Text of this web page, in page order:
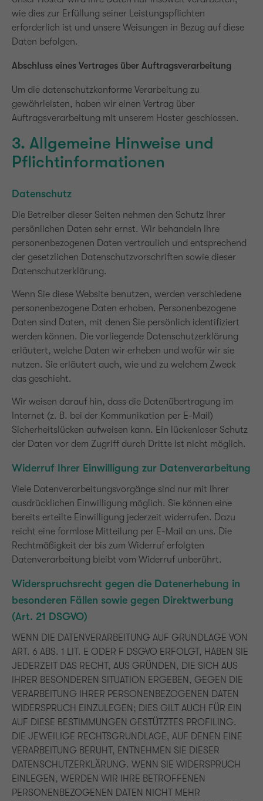
wie dies zur Erfüllung seiner Leistungspflichten
erforderlich ist und unsere Weisungen in Bezug auf diese
Daten befolgen.
Abschluss eines Vertrages über Auftragsverarbeitung
Um die datenschutzkonforme Verarbeitung zu
gewährleisten, haben wir einen Vertrag über
Auftragsverarbeitung mit unserem Hoster geschlossen.
3. Allgemeine Hinweise und
Pflichtinformationen
Datenschutz
Die Betreiber dieser Seiten nehmen den Schutz Ihrer
persönlichen Daten sehr ernst. Wir behandeln Ihre
personenbezogenen Daten vertraulich und entsprechend
der gesetzlichen Datenschutzvorschriften sowie dieser
Datenschutzerklärung.
Wenn Sie diese Website benutzen, werden verschiedene
personenbezogene Daten erhoben. Personenbezogene
Daten sind Daten, mit denen Sie persönlich identifiziert
werden können. Die vorliegende Datenschutzerklärung
erläutert, welche Daten wir erheben und wofür wir sie
nutzen. Sie erläutert auch, wie und zu welchem Zweck
das geschieht.
Wir weisen darauf hin, dass die Datenübertragung im
Internet (z. B. bei der Kommunikation per E-Mail)
Sicherheitslücken aufweisen kann. Ein lückenloser Schutz
der Daten vor dem Zugriff durch Dritte ist nicht möglich.
Widerruf Ihrer Einwilligung zur Datenverarbeitung
Viele Datenverarbeitungsvorgänge sind nur mit Ihrer
ausdrücklichen Einwilligung möglich. Sie können eine
bereits erteilte Einwilligung jederzeit widerrufen. Dazu
reicht eine formlose Mitteilung per E-Mail an uns. Die
Rechtmäßigkeit der bis zum Widerruf erfolgten
Datenverarbeitung bleibt vom Widerruf unberührt.
Widerspruchsrecht gegen die Datenerhebung in
besonderen Fällen sowie gegen Direktwerbung
(Art. 21 DSGVO)
WENN DIE DATENVERARBEITUNG AUF GRUNDLAGE VON
ART. 6 ABS. 1 LIT. E ODER F DSGVO ERFOLGT, HABEN SIE
JEDERZEIT DAS RECHT, AUS GRÜNDEN, DIE SICH AUS
IHRER BESONDEREN SITUATION ERGEBEN, GEGEN DIE
VERARBEITUNG IHRER PERSONENBEZOGENEN DATEN
WIDERSPRUCH EINZULEGEN; DIES GILT AUCH FÜR EIN
AUF DIESE BESTIMMUNGEN GESTÜTZTES PROFILING.
DIE JEWEILIGE RECHTSGRUNDLAGE, AUF DENEN EINE
VERARBEITUNG BERUHT, ENTNEHMEN SIE DIESER
DATENSCHUTZERKLÄRUNG. WENN SIE WIDERSPRUCH
EINLEGEN, WERDEN WIR IHRE BETROFFENEN
PERSONENBEZOGENEN DATEN NICHT MEHR